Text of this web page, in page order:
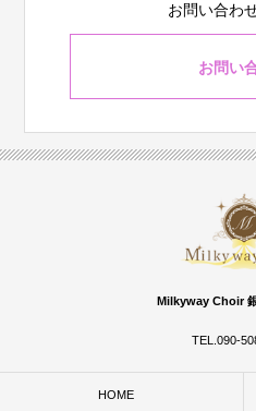
お問い合わ
お問い
Milkyway Choir
TEL.090-
HOME